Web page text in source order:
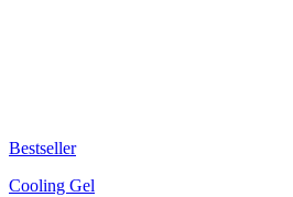
Bestseller
Cooling Gel